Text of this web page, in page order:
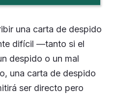
una carta de despido
difícil —tanto si el
despido o un mal
una carta de despido
ser directo pero